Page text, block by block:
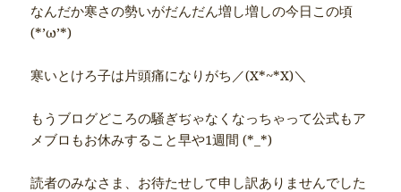
なんだか寒さの勢いがだんだん増し増しの今日この頃
(*’ω’*)
寒いとけろ子は片頭痛になりがち／(X*~*X)＼
もうブログどころの騒ぎぢゃなくなっちゃって公式もア
メブロもお休みすること早や1週間 (*_*)
読者のみなさま、お待たせして申し訳ありませんでした